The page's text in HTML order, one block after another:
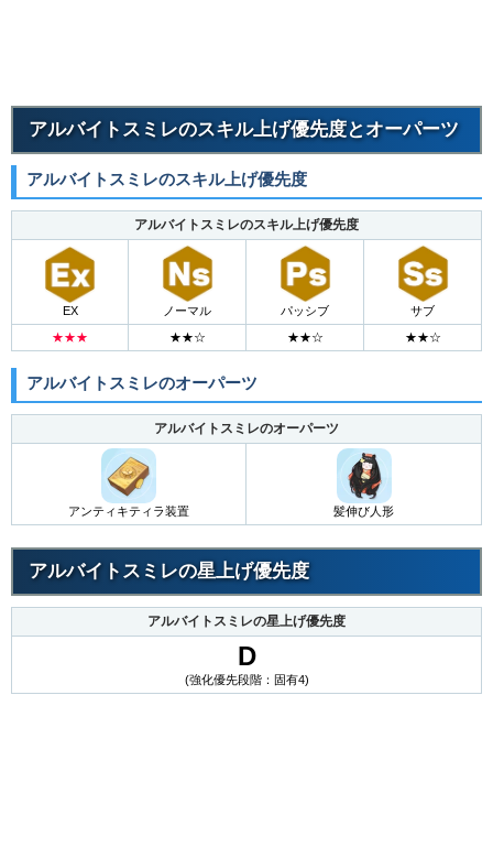
アルバイトスミレのスキル上げ優先度とオーパーツ
アルバイトスミレのスキル上げ優先度
アルバイトスミレのスキル上げ優先度
EX ノーマル パッシブ
サブ
★★★
★★☆ ★★☆ ★★☆
アルバイトスミレのオーパーツ
アルバイトスミレのオーパーツ
アンティキティラ装置 髪伸び人形
アルバイトスミレの星上げ優先度
アルバイトスミレの星上げ優先度
D
(強化優先段階：固有4)